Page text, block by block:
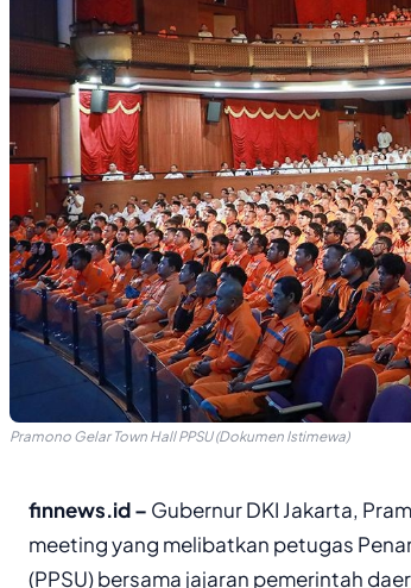
Pramono Gelar Town Hall PPSU (Dokumen Istimewa)
finnews.id – Gubernur DKI Jakarta,
meeting yang melibatkan petugas
(PPSU) bersama jajaran pemerintah